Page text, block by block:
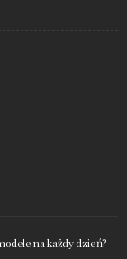
na każdy dzień?